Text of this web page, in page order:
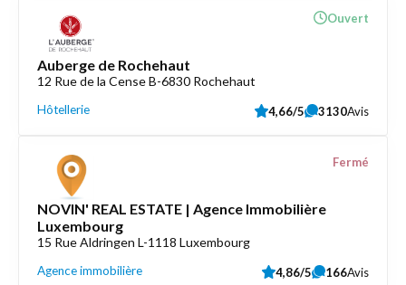
Auberge de Rochehaut
12 Rue de la Cense B-6830 Rochehaut
Hôtellerie
Ouvert
4,66/5 3130Avis
NOVIN' REAL ESTATE | Agence Immobilière
Luxembourg
15 Rue Aldringen L-1118 Luxembourg
Agence immobilière
Fermé
4,86/5 166Avis